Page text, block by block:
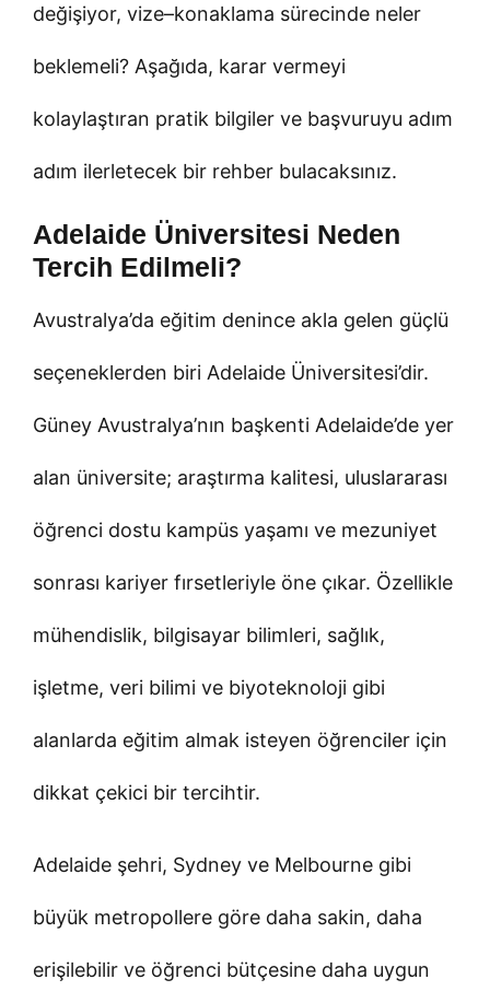
değişiyor, vize–konaklama sürecinde neler
beklemeli? Aşağıda, karar vermeyi
kolaylaştıran pratik bilgiler ve başvuruyu adım
adım ilerletecek bir rehber bulacaksınız.
Adelaide Üniversitesi Neden
Tercih Edilmeli?
Avustralya’da eğitim denince akla gelen güçlü
seçeneklerden biri Adelaide Üniversitesi’dir.
Güney Avustralya’nın başkenti Adelaide’de yer
alan üniversite; araştırma kalitesi, uluslararası
öğrenci dostu kampüs yaşamı ve mezuniyet
sonrası kariyer fırsetleriyle öne çıkar. Özellikle
mühendislik, bilgisayar bilimleri, sağlık,
işletme, veri bilimi ve biyoteknoloji gibi
alanlarda eğitim almak isteyen öğrenciler için
dikkat çekici bir tercihtir.
Adelaide şehri, Sydney ve Melbourne gibi
büyük metropollere göre daha sakin, daha
erişilebilir ve öğrenci bütçesine daha uygun